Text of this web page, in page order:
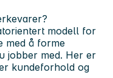
modell for
med å forme
jobber med. Her er
kundeforhold og